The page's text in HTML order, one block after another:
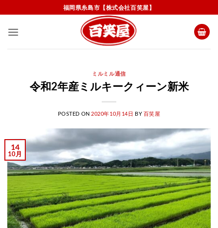
to
content
福岡県糸島市【株式会社百笑屋】
ミルミル通信
令和2年産ミルキークィーン新米
POSTED ON 2020年10月14日 BY 百笑屋
14
10月